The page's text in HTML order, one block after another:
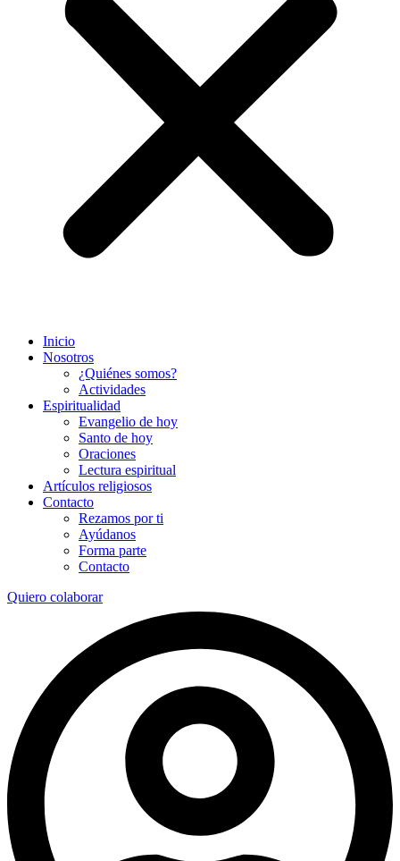
Inicio
Nosotros
¿Quiénes somos?
Actividades
Espiritualidad
Evangelio de hoy
Santo de hoy
Oraciones
Lectura espiritual
Artículos religiosos
Contacto
Rezamos por ti
Ayúdanos
Forma parte
Contacto
Quiero colaborar